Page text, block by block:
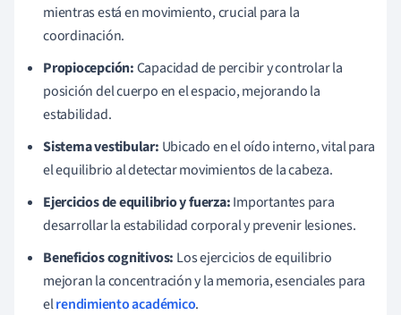
mientras está en movimiento, crucial para la
coordinación.
Propiocepción:Capacidad de percibir y controlar la
posición del cuerpo en el espacio, mejorando la
estabilidad.
Sistema vestibular: Ubicado en el oído interno, vital para
el equilibrio al detectar movimientos de la cabeza.
Ejercicios de equilibrio y fuerza:Importantes para
desarrollar la estabilidad corporal y prevenir lesiones.
Beneficios cognitivos: Los ejercicios de equilibrio
mejoran la concentración y la memoria, esenciales para
elrendimiento académico.